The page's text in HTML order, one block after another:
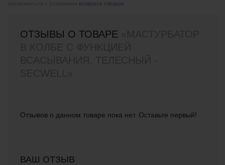
возврата товаров
ОТЗЫВЫ О ТОВАРЕ
Отзывов о данном товаре пока нет. Оставьте первый!
ВАШ ОТЗЫВ